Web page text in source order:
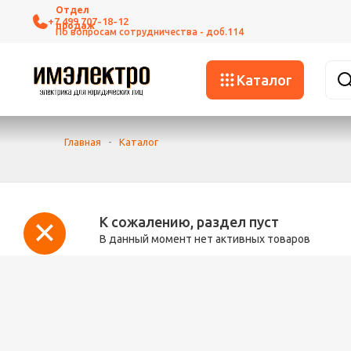
+7 499 707-18-12
Каталог
Главная - Каталог
К сожалению, раздел пуст
В данный момент нет активных товаров